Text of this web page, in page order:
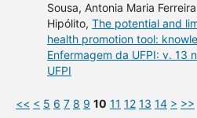
Sousa, Antonia Maria
Hipólito, The potential and
health promotion tool:
Enfermagem da UFPI: v. 13
UFPI
<< < 5 6 7 8 9 10 11 12 13 14 > >>